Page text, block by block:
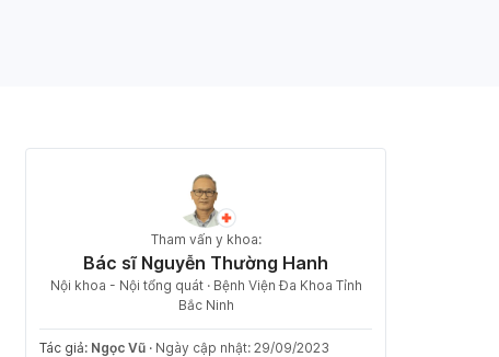
Tham vấn y khoa:
Bác sĩ Nguyễn Thường Hanh
Nội khoa - Nội tổng quát · Bệnh Viện Đa Khoa Tỉnh
Bắc Ninh
Tác giả: Ngọc Vũ · Ngày cập nhật: 29/09/2023